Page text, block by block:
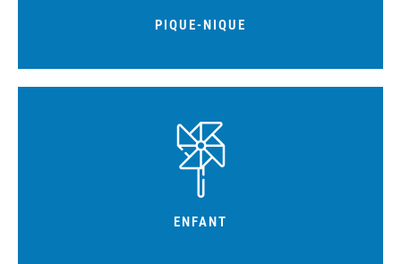
PIQUE-NIQUE
ENFANT
Les parcours ENFANT sont accessibles qu'aux
enfants, les adultes ne peuvent pas les accompagner
dessus. Ils devront rester au sol.